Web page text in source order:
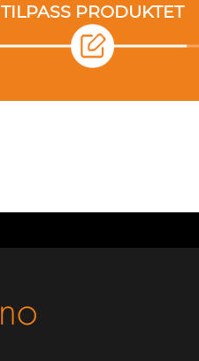
TILPASS PRODUKTET